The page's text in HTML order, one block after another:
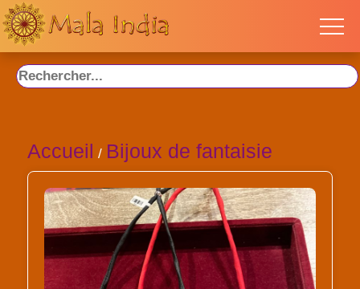
Accueil / Bijoux de fantaisie